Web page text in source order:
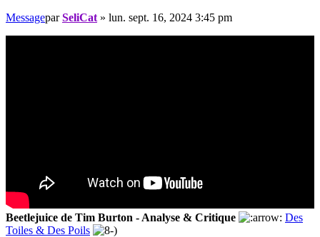
MessageparSeliCat » lun. sept. 16, 2024 3:45 pm
Beetlejuice de Tim Burton - Analyse & Critique
Des
Toiles & Des Poils